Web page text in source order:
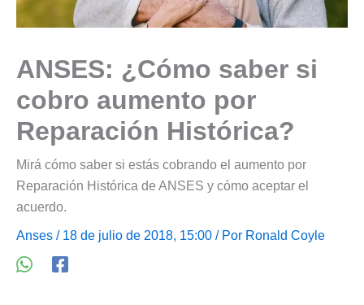
ANSES: ¿Cómo saber si
cobro aumento por
Reparación Histórica?
Mirá cómo saber si estás cobrando el aumento por
Reparación Histórica de ANSES y cómo aceptar el
acuerdo.
Anses / 18 de julio de 2018, 15:00 / Por Ronald Coyle